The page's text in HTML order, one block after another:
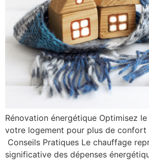
Rénovation énergétique Optimisez
votre logement pour plus de confort
Conseils Pratiques Le chauffage
significative des dépenses